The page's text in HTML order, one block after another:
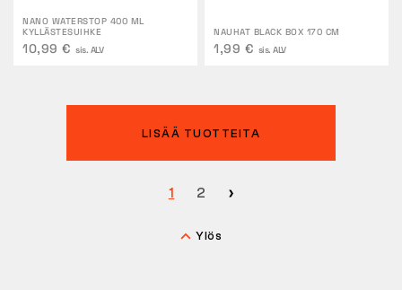
NANO WATERSTOP 400 ML
KYLLÄSTESUIHKE
10,99 € sis. ALV
NAUHAT BLACK BOX 170 CM
1,99 € sis. ALV
LISÄÄ TUOTTEITA
1 2
Ylös